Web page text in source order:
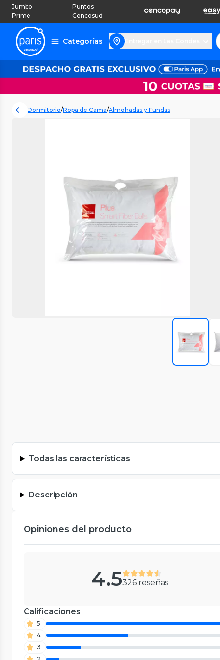
Jumbo
Prime
Puntos
Cencosud
Categorías
Dormitorio/Ropa de Cama/Almohadas y Fundas
Todas las características
Descripción
Opiniones del producto
4.5326 reseñas
Calificaciones
5
4
3